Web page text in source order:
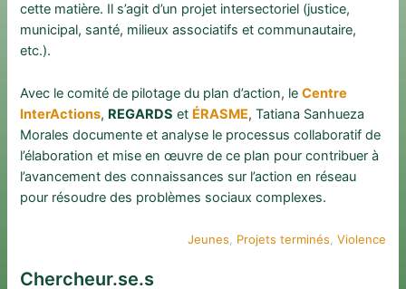
cette matière. Il s’agit d’un projet intersectoriel (justice,
municipal, santé, milieux associatifs et communautaire,
etc.).
Avec le comité de pilotage du plan d’action, leCentre
InterActions, REGARDS et ÉRASME, Tatiana Sanhueza
Morales documente et analyse le processus collaboratif de
l’élaboration et mise en œuvre de ce plan pour contribuer à
l’avancement des connaissances sur l’action en réseau
pour résoudre des problèmes sociaux complexes.
Jeunes Projets terminés Violence
Chercheur.se.s